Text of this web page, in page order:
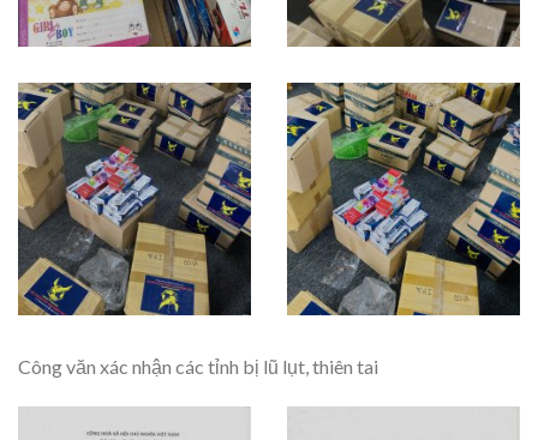
Công văn xác nhận các tỉnh bị lũ lụt, thiên tai